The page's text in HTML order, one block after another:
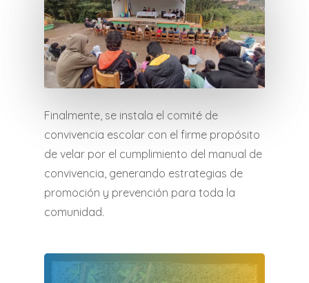
Finalmente, se instala el comité de
convivencia escolar con el firme propósito
de velar por el cumplimiento del manual de
convivencia, generando estrategias de
promoción y prevención para toda la
comunidad.